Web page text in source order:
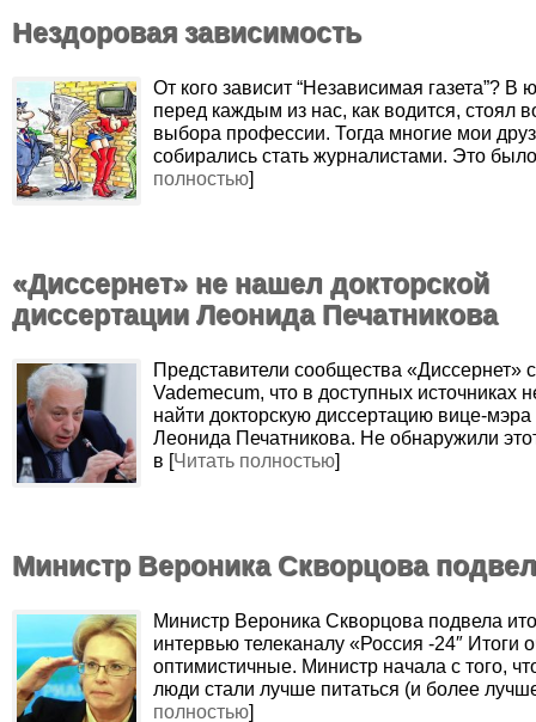
Нездоровая зависимость
перед каждым из нас, как водится, стоял
выбора профессии. Тогда многие мои
собирались стать журналистами. Это
полностью]
«Диссернет» не нашел докторской
диссертации Леонида Печатникова
Представители сообщества «Диссернет»
Vademecum, что в доступных источниках
найти докторскую диссертацию вице-
Леонида Печатникова. Не обнаружили
в [Читать полностью]
Министр Вероника Скворцова
‌Министр Вероника Скворцова подвела
интервью телеканалу «Россия -24″ Итоги
оптимистичные. Министр начала с того,
люди стали лучше питаться (и более
полностью]